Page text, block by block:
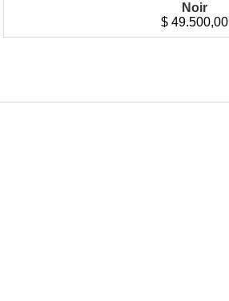
Noir
$ 49.500,00